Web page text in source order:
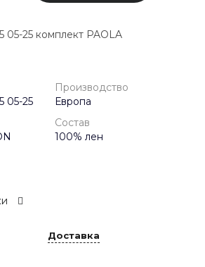
25 комплект PAOLA
05-25
Производство
Европа
Состав
100% лен
Доставка